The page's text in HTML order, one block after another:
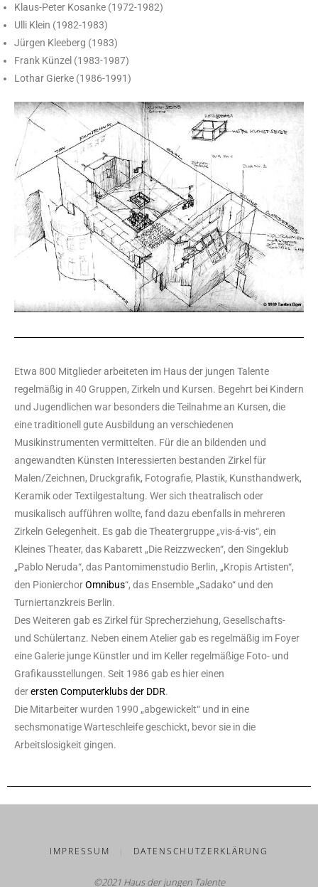
Klaus-Peter Kosanke (1972-1982)
Ulli Klein (1982-1983)
Jürgen Kleeberg (1983)
Frank Künzel (1983-1987)
Lothar Gierke (1986-1991)
Etwa 800 Mitglieder arbeiteten im Haus der jungen Talente
regelmäßig in 40 Gruppen, Zirkeln und Kursen. Begehrt bei Kindern
und Jugendlichen war besonders die Teilnahme an Kursen, die
eine traditionell gute Ausbildung an verschiedenen
Musikinstrumenten vermittelten. Für die an bildenden und
angewandten Künsten Interessierten bestanden Zirkel für
Malen/Zeichnen, Druckgrafik, Fotografie, Plastik, Kunsthandwerk,
Keramik oder Textilgestaltung. Wer sich theatralisch oder
musikalisch aufführen wollte, fand dazu ebenfalls in mehreren
Zirkeln Gelegenheit. Es gab die Theatergruppe „vis-á-vis“, ein
Kleines Theater, das Kabarett „Die Reizzwecken“, den Singeklub
„Pablo Neruda“, das Pantomimenstudio Berlin, „Kropis Artisten“,
den PionierchorOmnibus“, das Ensemble „Sadako“ und den
Turniertanzkreis Berlin.
Des Weiteren gab es Zirkel für Sprecherziehung, Gesellschafts-
und Schülertanz. Neben einem Atelier gab es regelmäßig im Foyer
eine Galerie junge Künstler und im Keller regelmäßige Foto- und
Grafikausstellungen. Seit 1986 gab es hier einen
derersten Computerklubs der DDR.
Die Mitarbeiter wurden 1990 „abgewickelt“ und in eine
sechsmonatige Warteschleife geschickt, bevor sie in die
Arbeitslosigkeit gingen.
IMPRESSUM DATENSCHUTZERKLÄRUNG
©2021 Haus der jungen Talente